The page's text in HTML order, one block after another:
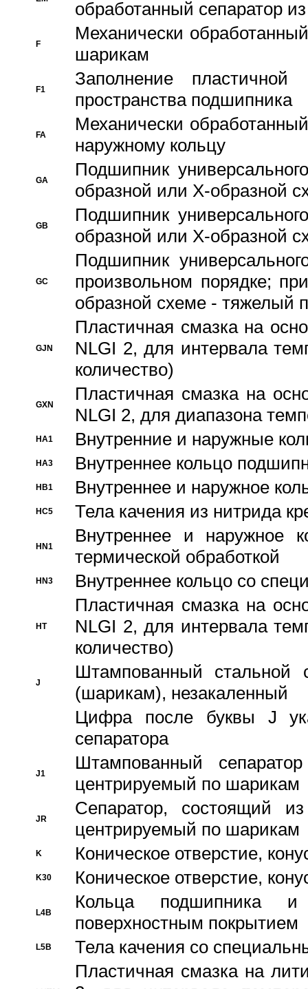
обработанный сепаратор
F
Механически
шарикам
F1
Заполнение
пространства подшипника
FA
Механически
наружному кольцу
GA
Подшипник
образной или Х-образной
GB
Подшипник
образной или Х-образной
GC
Подшипник
произвольном порядке;
образной схеме - тяжелый
GJN
Пластичная смазка на
NLGI 2, для интервала
количество)
GXN
Пластичная смазка на
NLGI 2, для диапазона
HA1 Внутренние и наружные
HA3 Bнутреннее кольцо
HB1 Bнутреннее и наружное
HC5 Тела качения из нитрида
HN1
Bнутреннее и наружное
термической обработкой
HN3 Внутреннее кольцо со
HT
Пластичная смазка на
NLGI 2, для интервала
количество)
J
Штампованный стальной
(шарикам), незакаленный
Цифра после буквы J
сепаратора
J1
Штампованный
центрируемый по шарикам
JR
Сепаратор, состоящий
центрируемый по шарикам
K Коническое отверстие,
K30 Коническое отверстие,
L4B
Кольца подшипника
поверхностным покрытием
L5B Тела качения со
Пластичная смазка на